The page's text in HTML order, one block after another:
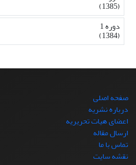
(1385)
دوره 1
(1384)
صفحه اصلی
درباره نشریه
اعضای هیات تحریریه
ارسال مقاله
تماس با ما
نقشه سایت